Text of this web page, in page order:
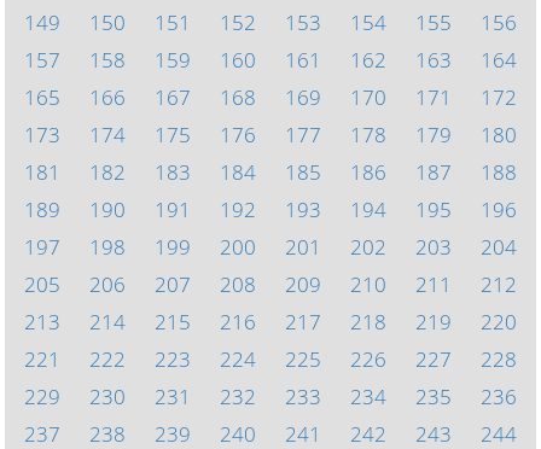
149
150 151 152 153 154 155
156
157
158 159 160 161 162 163
164
165
166 167 168 169 170 171
172
173
174 175 176 177 178 179
180
181
182 183 184 185 186 187
188
189
190 191 192 193 194 195
196
197
198 199 200 201 202 203
204
205
206 207 208 209 210 211
212
213
214 215 216 217 218 219
220
221
222 223 224 225 226 227
228
229
230 231 232 233 234 235
236
237
238 239 240 241 242 243
244